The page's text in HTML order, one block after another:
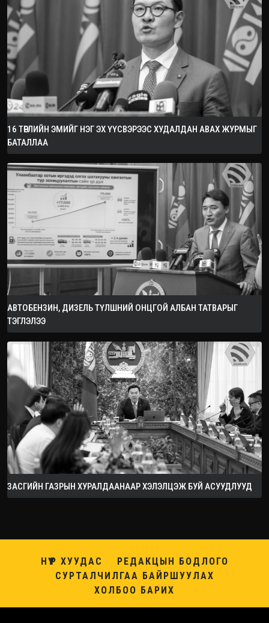
16 ТӨРЛИЙН ЭМИЙГ НЭГ ЭХ ҮҮСВЭРЭЭС ХУДАЛДАН АВАХ ЖУРМЫГ
БАТАЛЛАА
АВТОБЕНЗИН, ДИЗЕЛЬ ТҮЛШНИЙ ОНЦГОЙ АЛБАН ТАТВАРЫГ
ТЭГЛЭЛЭЭ
ЗАСГИЙН ГАЗРЫН ХУРАЛДААНААР ХЭЛЭЛЦЭЖ БУЙ АСУУДЛУУД
НҮҮР ХУУДАС
РЕДАКЦЫН БОДЛОГО
СУРТАЛЧИЛГАА БАЙРШУУЛАХ
ХОЛБОО БАРИХ